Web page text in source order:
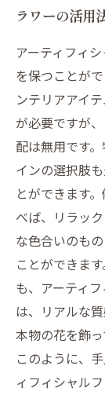
ラワーの活用
アーティフィ
を保つことが
ンテリアアイ
が必要ですが
配は無用です
インの選択肢
とができます
べば、リラッ
な色合いのも
ことができま
も、アーティ
は、リアルな
本物の花を飾
このように、
ィフィシャル